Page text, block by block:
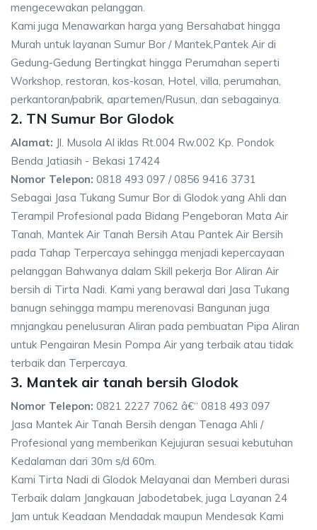
mengecewakan pelanggan.
Kami juga Menawarkan harga yang Bersahabat hingga
Murah untuk layanan Sumur Bor / Mantek,Pantek Air di
Gedung-Gedung Bertingkat hingga Perumahan seperti
Workshop, restoran, kos-kosan, Hotel, villa, perumahan,
perkantoran/pabrik, apartemen/Rusun, dan sebagainya.
2. TN Sumur Bor Glodok
Alamat: Jl. Musola Al iklas Rt.004 Rw.002 Kp. Pondok
Benda Jatiasih - Bekasi 17424
Nomor Telepon: 0818 493 097 / 0856 9416 3731
Sebagai Jasa Tukang Sumur Bor di Glodok yang Ahli dan
Terampil Profesional pada Bidang Pengeboran Mata Air
Tanah, Mantek Air Tanah Bersih Atau Pantek Air Bersih
pada Tahap Terpercaya sehingga menjadi kepercayaan
pelanggan Bahwanya dalam Skill pekerja Bor Aliran Air
bersih di Tirta Nadi. Kami yang berawal dari Jasa Tukang
banugn sehingga mampu merenovasi Bangunan juga
mnjangkau penelusuran Aliran pada pembuatan Pipa Aliran
untuk Pengairan Mesin Pompa Air yang terbaik atau tidak
terbaik dan Terpercaya.
3. Mantek air tanah bersih Glodok
Nomor Telepon: 0821 2227 7062 â€“ 0818 493 097
Jasa Mantek Air Tanah Bersih dengan Tenaga Ahli /
Profesional yang memberikan Kejujuran sesuai kebutuhan
Kedalaman dari 30m s/d 60m.
Kami Tirta Nadi di Glodok Melayanai dan Memberi durasi
Terbaik dalam Jangkauan Jabodetabek, juga Layanan 24
Jam untuk Keadaan Mendadak maupun Mendesak Kami